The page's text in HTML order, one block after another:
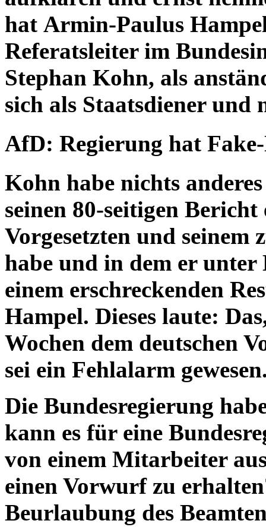
hat Armin-Paulus
Referatsleiter im
Stephan Kohn, als
sich als Staatsdiener und
AfD: Regierung hat
Kohn habe nichts
seinen 80-seitigen
Vorgesetzten und seinem
habe und in dem er unter
einem erschreckenden
Hampel. Dieses laute:
Wochen dem deutschen
sei ein Fehlalarm
Die Bundesregierung
kann es für eine
von einem Mitarbeiter
einen Vorwurf zu
Beurlaubung des